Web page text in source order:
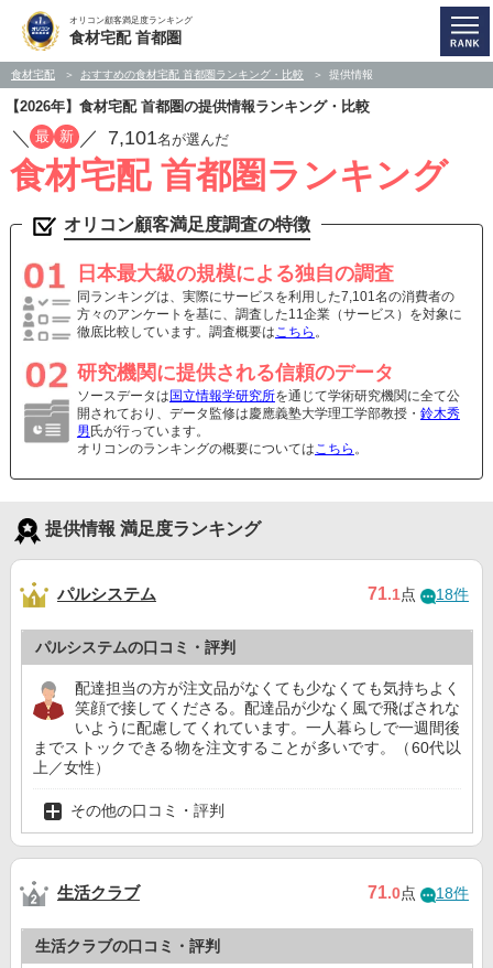
オリコン顧客満足度ランキング
食材宅配 首都圏
食材宅配 おすすめの食材宅配 首都圏ランキング・比較 提供情報
【2026年】食材宅配 首都圏の提供情報ランキング・比較
／ 最 新 ／ 7,101名が選んだ
食材宅配 首都圏ランキング
オリコン顧客満足度調査の特徴
日本最大級の規模による独自の調査
同ランキングは、実際にサービスを利用した7,101名の消費者の
方々のアンケートを基に、調査した11企業（サービス）を対象に
徹底比較しています。調査概要はこちら 。
研究機関に提供される信頼のデータ
ソースデータは 国立情報学研究所を通じて学術研究機関に全て公
開されており、データ監修は慶應義塾大学理工学部教授・ 鈴木秀
男 氏が行っています。
オリコンのランキングの概要についてはこちら 。
提供情報 満足度ランキング
パルシステム 71.1点 18件
パルシステムの口コミ・評判
配達担当の方が注文品がなくても少なくても気持ちよく
笑顔で接してくださる。配達品が少なく風で飛ばされな
いように配慮してくれています。一人暮らしで一週間後
までストックできる物を注文することが多いです。（60代以
上／女性）
その他の口コミ・評判
生活クラブ 71.0点 18件
生活クラブの口コミ・評判